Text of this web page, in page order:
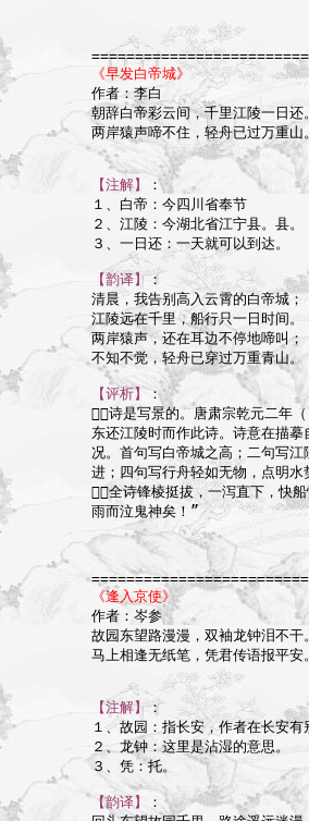
《早发白帝城》
作者：李白
朝辞白帝彩云间，千里江陵一日还
两岸猿声啼不住，轻舟已过万重山
【注解】
：
１、白帝：今四川省奉节
２、江陵：今湖北省江宁县。县。
３、一日还：一天就可以到达。
【韵译】：
清晨，我告别高入云霄的白帝城；
江陵远在千里，船行只一日时间。
两岸猿声，还在耳边不停地啼叫；
不知不觉，轻舟已穿过万重青山。
【评析】 ：
诗是写景的。唐肃宗乾元二年
东还江陵时而作此诗。诗意在描
况。首句写白帝城之高；二句写
进；四句写行舟轻如无物，点明水
全诗锋棱挺拔，一泻直下，快
雨而泣鬼神矣！”
《逢入京使》
作者：岑参
故园东望路漫漫，双袖龙钟泪不干
马上相逢无纸笔，凭君传语报平安
【注解】：
１、故园：指长安，作者在长安有
２、龙钟：这里是沾湿的意思。
３、凭：托。
【韵译】
：